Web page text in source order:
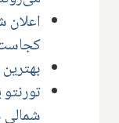
اعلان